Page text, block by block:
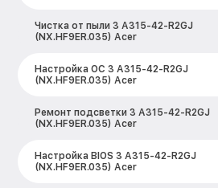
Чистка от пыли 3 A315-42-R2GJ
(NX.HF9ER.035) Acer
Настройка ОС 3 A315-42-R2GJ
(NX.HF9ER.035) Acer
Ремонт подсветки 3 A315-42-R2GJ
(NX.HF9ER.035) Acer
Настройка BIOS 3 A315-42-R2GJ
(NX.HF9ER.035) Acer